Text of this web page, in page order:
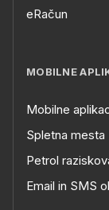
eRačun
MOBILNE
Mobilne
Spletna mesta
Petrol
Email in SMS